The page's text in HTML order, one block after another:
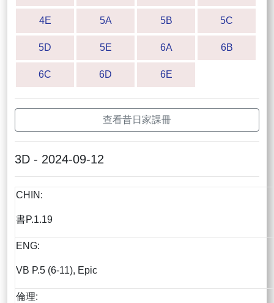
4E 5A 5B 5C
5D 5E 6A 6B
6C 6D 6E
查看昔日家課冊
3D - 2024-09-12
CHIN:
書P.1.19
ENG:
VB P.5 (6-11), Epic
倫理: